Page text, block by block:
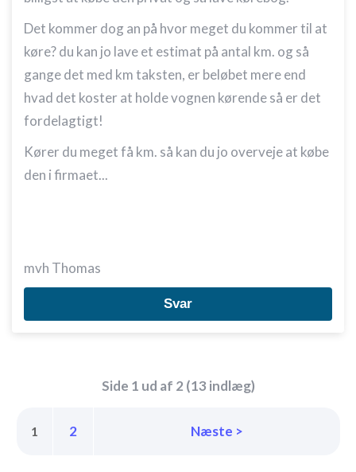
Det kommer dog an på hvor meget du kommer til at
køre? du kan jo lave et estimat på antal km. og så
gange det med km taksten, er beløbet mere end
hvad det koster at holde vognen kørende så er det
fordelagtigt!
Kører du meget få km. så kan du jo overveje at købe
den i firmaet...
mvh Thomas
Svar
Side 1 ud af 2 (13 indlæg)
1 2 Næste >
Nødvendig
Ydeevne